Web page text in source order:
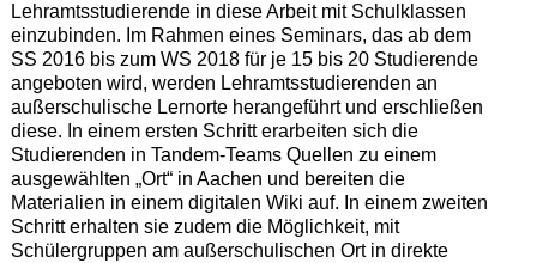
Lehramtsstudierende in diese Arbeit mit Schulklassen
einzubinden. Im Rahmen eines Seminars, das ab dem
SS 2016 bis zum WS 2018 für je 15 bis 20 Studierende
angeboten wird, werden Lehramtsstudierenden an
außerschulische Lernorte herangeführt und erschließen
diese. In einem ersten Schritt erarbeiten sich die
Studierenden in Tandem-Teams Quellen zu einem
ausgewählten „Ort“ in Aachen und bereiten die
Materialien in einem digitalen Wiki auf. In einem zweiten
Schritt erhalten sie zudem die Möglichkeit, mit
Schülergruppen am außerschulischen Ort in direkte